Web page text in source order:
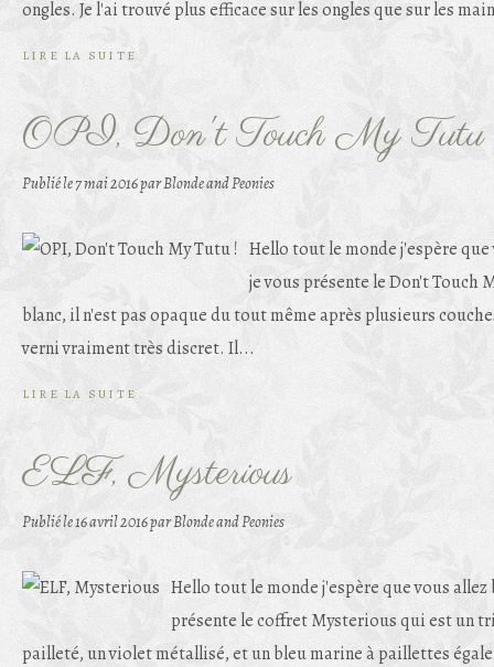
ongles. Je l'ai trouvé plus efficace sur les ongles que sur les
LIRE LA SUITE
OPI, Don't Touch My
Publié le7 mai 2016par Blonde and Peonies
Hello tout le monde j'espère
je vous présente le Don't Touch
blanc, il n'est pas opaque du tout même après plusieurs
verni vraiment très discret. Il...
LIRE LA SUITE
ELF, Mysterious
Publié le16 avril 2016par Blonde and Peonies
Hello tout le monde j'espère que vous
présente le coffret Mysterious qui est un
pailleté, un violet métallisé, et un bleu marine à paillettes